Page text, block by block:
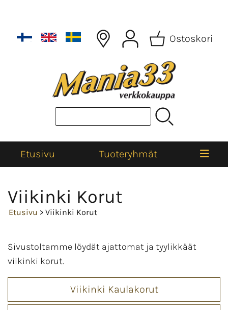
Ostoskori
Etusivu Tuoteryhmät
Viikinki Korut
Etusivu > Viikinki Korut
Sivustoltamme löydät ajattomat ja tyylikkäät
viikinki korut.
Viikinki Kaulakorut